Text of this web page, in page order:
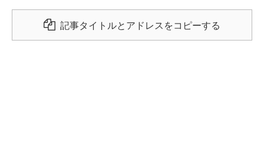
記事タイトルとアドレスをコピーする